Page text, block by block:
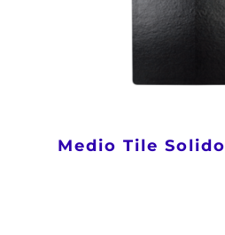
Medio Tile Solido